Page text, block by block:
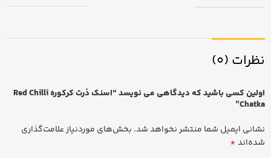
نظرات (0)
اولین کسی باشید که دیدگاهی می نویسد “اسنک ذرت کرکوره Red Chilli
Chatka”
نشانی ایمیل شما منتشر نخواهد شد. بخش‌های موردنیاز علامت‌گذاری
شده‌اند*